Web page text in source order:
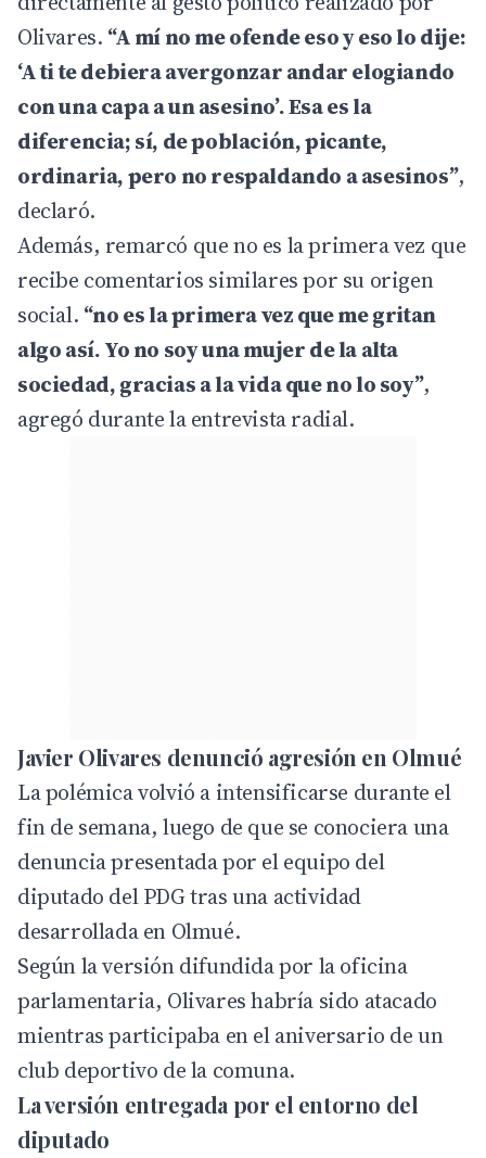
Olivares. “A mí no me ofende eso y eso lo dije:
‘A ti te debiera avergonzar andar elogiando
con una capa a un asesino’. Esa es la
diferencia; sí, de población, picante,
ordinaria, pero no respaldando a asesinos”,
declaró.
Además, remarcó que no es la primera vez que
recibe comentarios similares por su origen
social. “no es la primera vez que me gritan
algo así. Yo no soy una mujer de la alta
sociedad, gracias a la vida que no lo soy”,
agregó durante la entrevista radial.
Javier Olivares denunció agresión en Olmué
La polémica volvió a intensificarse durante el
fin de semana, luego de que se conociera una
denuncia presentada por el equipo del
diputado del PDG tras una actividad
desarrollada en Olmué.
Según la versión difundida por la oficina
parlamentaria, Olivares habría sido atacado
mientras participaba en el aniversario de un
club deportivo de la comuna.
La versión entregada por el entorno del
diputado